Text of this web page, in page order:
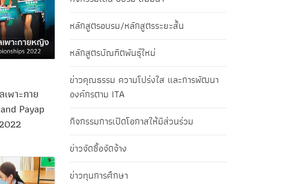
พาะกาย
Payap
หลักสูตรอบรม/หลักสูตรระยะสั้น
หลักสูตรบัณฑิตพันธุ์ใหม่
ข่าวคุณธรรม ความโปร่งใส และการพัฒนา
องค์กรตาม ITA
กิจกรรมการเปิดโอกาสให้มีส่วนร่วม
ข่าวจัดซื้อจัดจ้าง
ข่าวทุนการศึกษา